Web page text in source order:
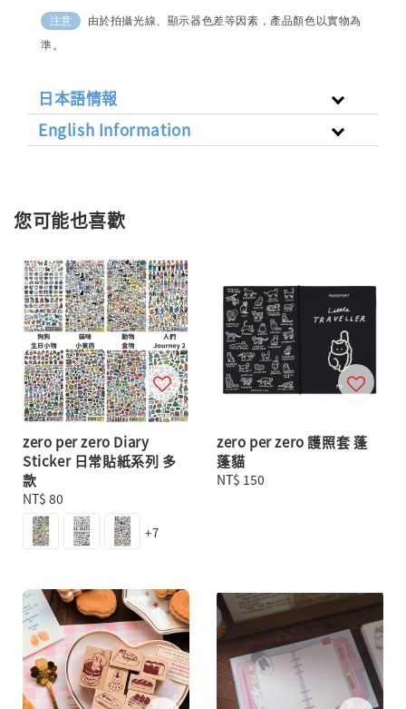
注意
由於拍攝光線、顯示器色差等因素，產品顏色以實物為
準。
日本語情報
English Information
您可能也喜歡
zero per zero Diary
Sticker 日常貼紙系列 多
款
Regular
price
NT$ 80
+7
zero per zero 護照套 蓬
蓬貓
Regular
NT$ 150